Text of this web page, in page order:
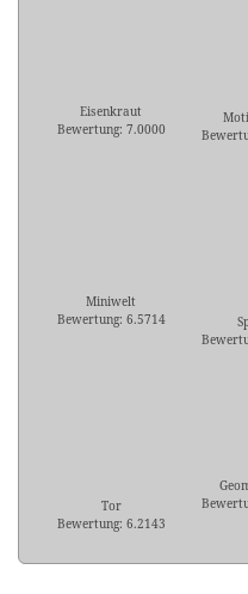
Eisenkraut
Bewertung: 7.0000
Miniwelt
Bewertung: 6.5714
Tor
Bewertung: 6.2143